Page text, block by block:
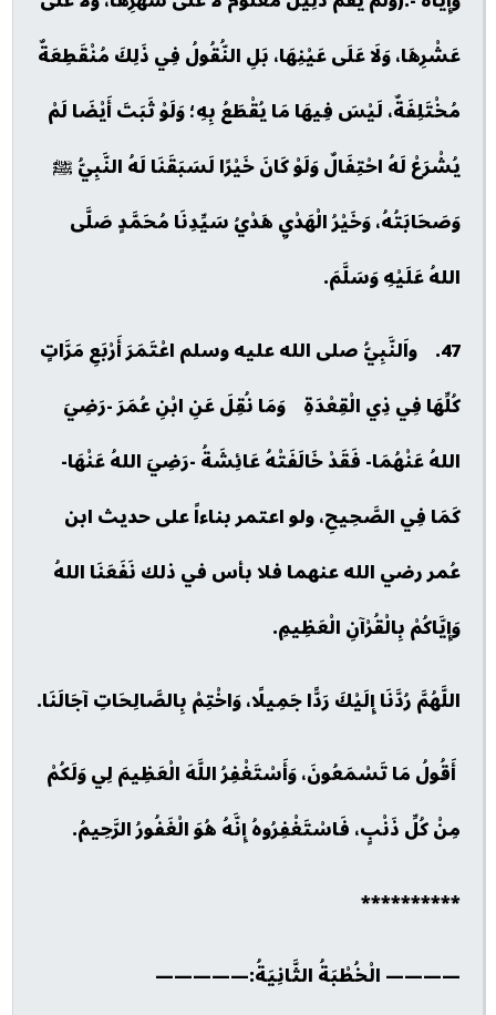
عَشْرِهَا، وَلَا عَلَى عَيْنِهَا، بَلِ النُّقُولُ فِي ذَلِكَ مُنْقَطِعَةٌ
مُخْتَلِفَةٌ، لَيْسَ فِيهَا مَا يُقْطَعُ بِهِ؛ وَلَوْ ثَبَتَ أَيْضَا لَمْ
يُشْرَعْ لَهُ احْتِفَالٌ وَلَوْ كَانَ خَيْرًا لَسَبَقَنَا لَهُ النَّبِيُّ ﷺ
وَصَحَابَتُهُ، وَخَيْرُ الْهَدْيِ هَدْيُ سَيِّدِنَا مُحَمَّدٍ صَلَّى
اللهُ عَلَيْهِ وَسَلَّمَ.
47. واَلنَّبِيُّ صلى الله عليه وسلم اعْتَمَرَ أَرْبَعِ مَرَّاتٍ
كُلِّهَا فِي ذِي الْقِعْدَةِ وَمَا نُقِلَ عَنِ ابْنِ عُمَرَ -رَضِيَ
اللهُ عَنْهُمَا- فَقَدْ خَالَفَتْهُ عَائِشَةُ -رَضِيَ اللهُ عَنْهَا-
كَمَا فِي الصَّحِيحِ، ولو اعتمر بناءاً على حديث ابن
عُمر رضي الله عنهما فلا بأس في ذلك نَفَعَنَا اللهُ
وَإِيَّاكُمْ بِالْقُرْآنِ الْعَظِيمِ.
اللَّهُمَّ رُدَّنَا إِلَيْكَ رَدًّا جَمِيلًا، وَاخْتِمْ بِالصَّالِحَاتِ آجَالَنَا.
أَقُولُ مَا تَسْمَعُونَ، وَأَسْتَغْفِرُ اللَّهَ الْعَظِيمَ لِي وَلَكُمْ
مِنْ كُلِّ ذَنْبٍ، فَاسْتَغْفِرُوهُ إِنَّهُ هُوَ الْغَفُورُ الرَّحِيمُ.
**********
———— الْخُطْبَةُ الثَّانِيَةُ:—————